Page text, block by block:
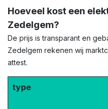
Hoeveel kost een
Zedelgem?
De prijs is transparant en
Zedelgem rekenen wij
attest.
type